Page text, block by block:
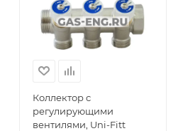
Коллектор с
регулирующими
вентилями, Uni-Fitt